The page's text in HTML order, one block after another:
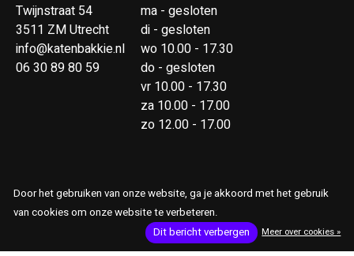
Twijnstraat 54
3511 ZM Utrecht
info@katenbakkie.nl
06 30 89 80 59
ma - gesloten
di - gesloten
wo 10.00 - 17.30
do - gesloten
vr 10.00 - 17.30
za 10.00 - 17.00
zo 12.00 - 17.00
© Copyright 2026 Kat & BakkieRSS-feed
Door het gebruiken van onze website, ga je akkoord met het gebruik
van cookies om onze website te verbeteren.
Dit bericht verbergen
Meer over cookies »